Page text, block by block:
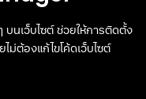
นเว็บไซต์ ช่วยให้การติดตั้ง
ม่ต้องแก้ไขโค้ดเว็บไซต์